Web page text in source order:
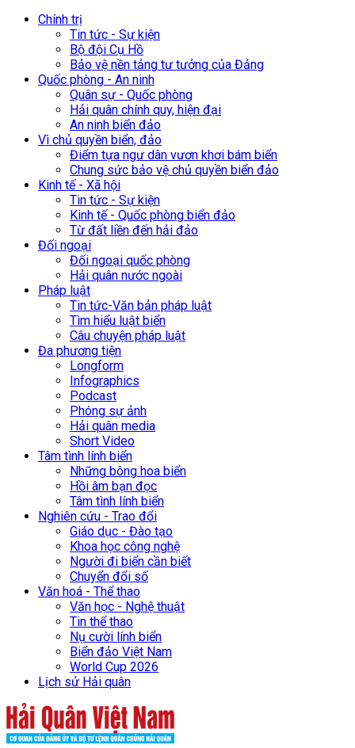
Chính trị
Tin tức - Sự kiện
Bộ đội Cụ Hồ
Bảo vệ nền tảng tư tưởng của Đảng
Quốc phòng - An ninh
Quân sự - Quốc phòng
Hải quân chính quy, hiện đại
An ninh biển đảo
Vì chủ quyền biển, đảo
Điểm tựa ngư dân vươn khơi bám biển
Chung sức bảo vệ chủ quyền biển đảo
Kinh tế - Xã hội
Tin tức - Sự kiện
Kinh tế - Quốc phòng biển đảo
Từ đất liền đến hải đảo
Đối ngoại
Đối ngoại quốc phòng
Hải quân nước ngoài
Pháp luật
Tin tức-Văn bản pháp luật
Tìm hiểu luật biển
Câu chuyện pháp luật
Đa phương tiện
Longform
Infographics
Podcast
Phóng sự ảnh
Hải quân media
Short Video
Tâm tình lính biển
Những bông hoa biển
Hồi âm bạn đọc
Tâm tình lính biển
Nghiên cứu - Trao đổi
Giáo dục - Đào tạo
Khoa học công nghệ
Người đi biển cần biết
Chuyển đổi số
Văn hoá - Thể thao
Văn học - Nghệ thuật
Tin thể thao
Nụ cười lính biển
Biển đảo Việt Nam
World Cup 2026
Lịch sử Hải quân